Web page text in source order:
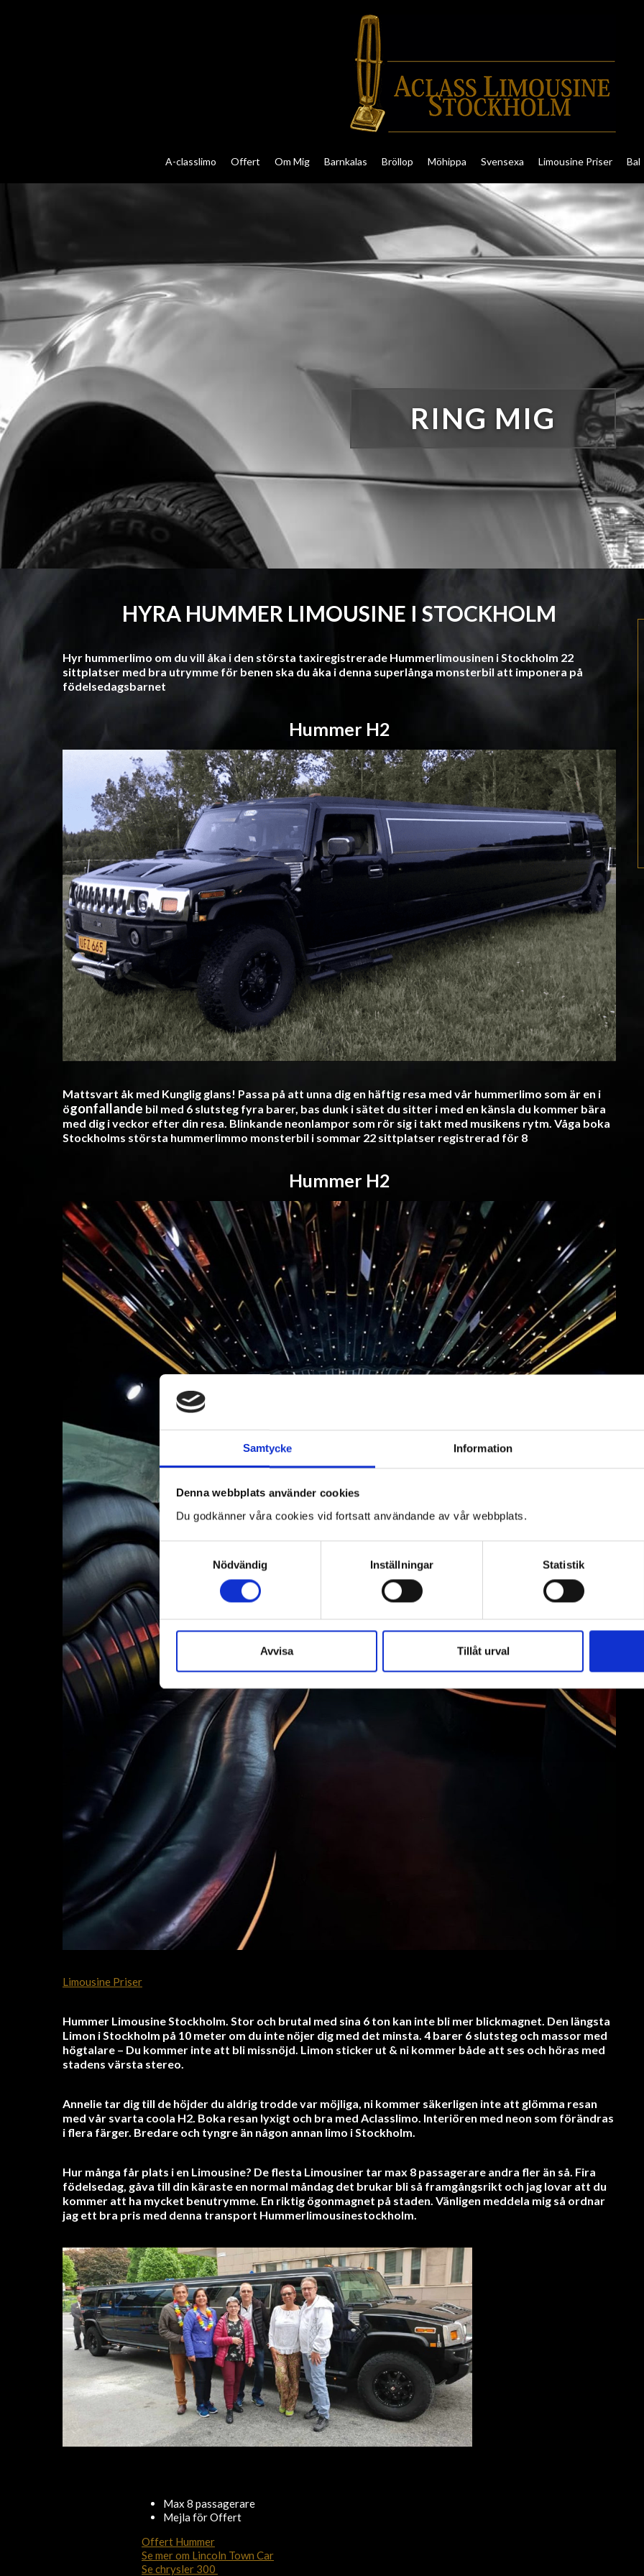
Samtycke Information
Denna webbplats använder cookies
Du godkänner våra cookies vid fortsatt användande av vår webbplats.
Nödvändig
Inställningar Statistik
Avvisa Tillåt urval
A-classlimo Offert Om Mig Barnkalas Bröllop Möhippa Svensexa Limousine Priser Bal
RING MIG
HYRA HUMMER LIMOUSINE I STOCKHOLM
Hyr hummerlimo om du vill åka i den största taxiregistrerade Hummerlimousinen i Stockholm 22
sittplatser med bra utrymme för benen ska du åka i denna superlånga monsterbil att imponera på
födelsedagsbarnet
Hummer H2
Mattsvart åk med Kunglig glans! Passa på att unna dig en häftig resa med vår hummerlimo som är en i
ögonfallande bil med 6 slutsteg fyra barer, bas dunk i sätet du sitter i med en känsla du kommer bära
med dig i veckor efter din resa. Blinkande neonlampor som rör sig i takt med musikens rytm. Våga boka
Stockholms största hummerlimmo monsterbil i sommar 22 sittplatser registrerad för 8
Hummer H2
Limousine Priser
Hummer Limousine Stockholm. Stor och brutal med sina 6 ton kan inte bli mer blickmagnet. Den längsta
Limon i Stockholm på 10 meter om du inte nöjer dig med det minsta. 4 barer 6 slutsteg och massor med
högtalare – Du kommer inte att bli missnöjd. Limon sticker ut & ni kommer både att ses och höras med
stadens värsta stereo.
Annelie tar dig till de höjder du aldrig trodde var möjliga, ni kommer säkerligen inte att glömma resan
med vår svarta coola H2. Boka resan lyxigt och bra med Aclasslimo. Interiören med neon som förändras
i flera färger. Bredare och tyngre än någon annan limo i Stockholm.
Hur många får plats i en Limousine? De flesta Limousiner tar max 8 passagerare andra fler än så. Fira
födelsedag, gåva till din käraste en normal måndag det brukar bli så framgångsrikt och jag lovar att du
kommer att ha mycket benutrymme. En riktig ögonmagnet på staden. Vänligen meddela mig så ordnar
jag ett bra pris med denna transport Hummerlimousinestockholm.
Max 8 passagerare
Mejla för Offert
Offert Hummer
Se mer om Lincoln Town Car
Se chrysler 300